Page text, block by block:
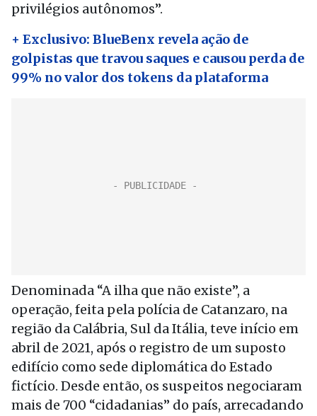
privilégios autônomos”.
+ Exclusivo: BlueBenx revela ação de
golpistas que travou saques e causou perda de
99% no valor dos tokens da plataforma
Denominada “A ilha que não existe”, a
operação, feita pela polícia de Catanzaro, na
região da Calábria, Sul da Itália, teve início em
abril de 2021, após o registro de um suposto
edifício como sede diplomática do Estado
fictício. Desde então, os suspeitos negociaram
mais de 700 “cidadanias” do país, arrecadando